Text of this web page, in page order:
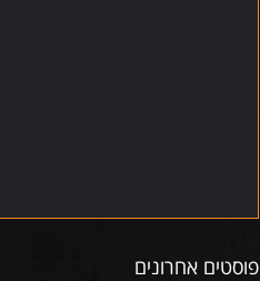
פוסטים אחרונים